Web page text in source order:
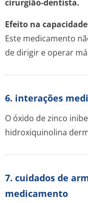
cirurgião-dentista.
Efeito na
Este medicamento
de dirigir e operar
6. interações
O óxido de zinco
hidroxiquinolina
7. cuidados de
medicamento